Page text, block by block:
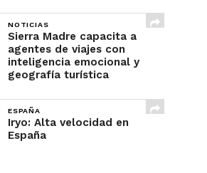
NOTICIAS
Sierra Madre capacita a
agentes de viajes con
inteligencia emocional y
geografía turística
ESPAÑA
Iryo: Alta velocidad en
España